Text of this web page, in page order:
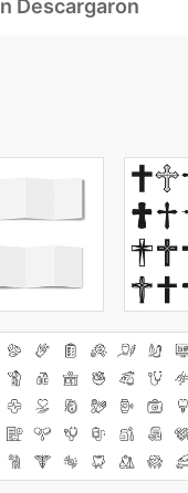
Descargaron